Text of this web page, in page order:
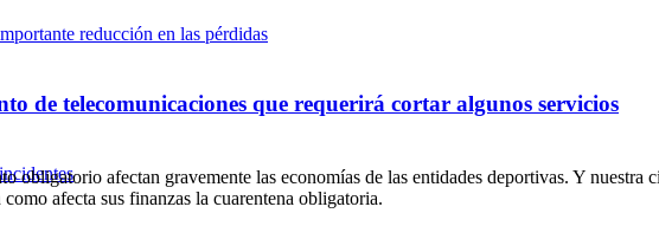
de telecomunicaciones que requerirá cortar algunos servicios
obligatorio afectan gravemente las economías de las entidades deportivas. Y nuestra
afecta sus finanzas la cuarentena obligatoria.